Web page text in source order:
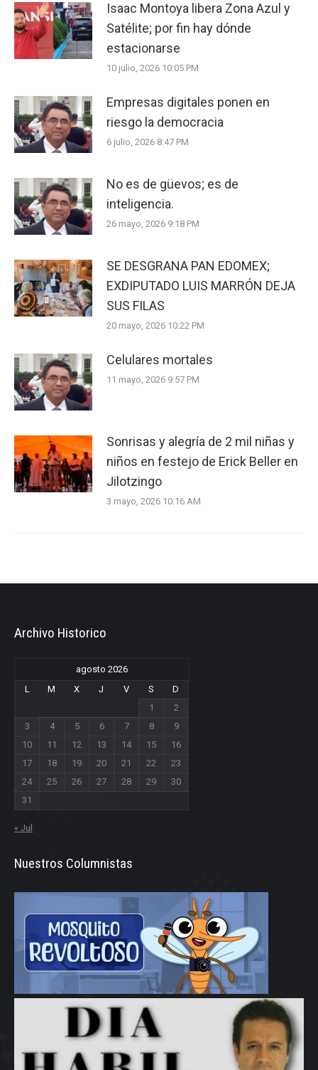
Isaac Montoya libera Zona Azul y
Satélite; por fin hay dónde
estacionarse
10 julio, 2026 10:05 PM
Empresas digitales ponen en
riesgo la democracia
6 julio, 2026 8:47 PM
No es de güevos; es de
inteligencia.
26 mayo, 2026 9:18 PM
SE DESGRANA PAN EDOMEX;
EXDIPUTADO LUIS MARRÓN DEJA
SUS FILAS
20 mayo, 2026 10:22 PM
Celulares mortales
11 mayo, 2026 9:57 PM
Sonrisas y alegría de 2 mil niñas y
niños en festejo de Erick Beller en
Jilotzingo
3 mayo, 2026 10:16 AM
Archivo Historico
agosto 2026
L
M X J V S
D
1
2
3
4 5 6 7 8
9
10
11 12 13 14 15
16
17
18 19 20 21 22
23
24
25 26 27 28 29
30
31
« Jul
Nuestros Columnistas